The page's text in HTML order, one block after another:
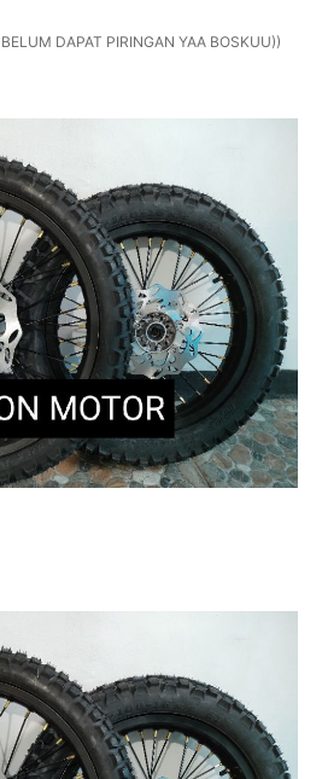
DAPAT PIRINGAN YAA BOSKUU))